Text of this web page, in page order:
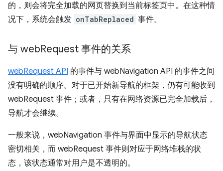
的，则会将完全加载的网页替换到当前标签页中。在这种情
况下，系统会触发 onTabReplaced 事件。
与 webRequest 事件的关系
webRequest API 的事件与 webNavigation API 的事件之间
没有明确的顺序。对于已开始新导航的框架，仍有可能收到
webRequest 事件；或者，只有在网络资源已完全加载后，
导航才会继续。
一般来说，webNavigation 事件与界面中显示的导航状态
密切相关，而 webRequest 事件则对应于网络堆栈的状
态，该状态通常对用户是不透明的。